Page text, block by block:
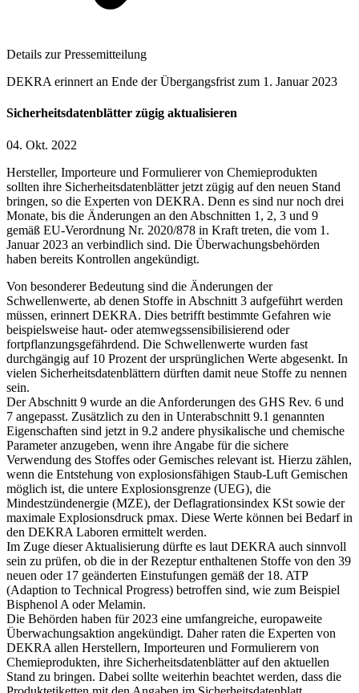
Details zur Pressemitteilung
DEKRA erinnert an Ende der Übergangsfrist zum 1. Januar 2023
Sicherheitsdatenblätter zügig aktualisieren
04. Okt. 2022
Hersteller, Importeure und Formulierer von Chemieprodukten
sollten ihre Sicherheitsdatenblätter jetzt zügig auf den neuen Stand
bringen, so die Experten von DEKRA. Denn es sind nur noch drei
Monate, bis die Änderungen an den Abschnitten 1, 2, 3 und 9
gemäß EU-Verordnung Nr. 2020/878 in Kraft treten, die vom 1.
Januar 2023 an verbindlich sind. Die Überwachungsbehörden
haben bereits Kontrollen angekündigt.
Von besonderer Bedeutung sind die Änderungen der
Schwellenwerte, ab denen Stoffe in Abschnitt 3 aufgeführt werden
müssen, erinnert DEKRA. Dies betrifft bestimmte Gefahren wie
beispielsweise haut- oder atemwegssensibilisierend oder
fortpflanzungsgefährdend. Die Schwellenwerte wurden fast
durchgängig auf 10 Prozent der ursprünglichen Werte abgesenkt. In
vielen Sicherheitsdatenblättern dürften damit neue Stoffe zu nennen
sein.
Der Abschnitt 9 wurde an die Anforderungen des GHS Rev. 6 und
7 angepasst. Zusätzlich zu den in Unterabschnitt 9.1 genannten
Eigenschaften sind jetzt in 9.2 andere physikalische und chemische
Parameter anzugeben, wenn ihre Angabe für die sichere
Verwendung des Stoffes oder Gemisches relevant ist. Hierzu zählen,
wenn die Entstehung von explosionsfähigen Staub-Luft Gemischen
möglich ist, die untere Explosionsgrenze (UEG), die
Mindestzündenergie (MZE), der Deflagrationsindex KSt sowie der
maximale Explosionsdruck pmax. Diese Werte können bei Bedarf in
den DEKRA Laboren ermittelt werden.
Im Zuge dieser Aktualisierung dürfte es laut DEKRA auch sinnvoll
sein zu prüfen, ob die in der Rezeptur enthaltenen Stoffe von den 39
neuen oder 17 geänderten Einstufungen gemäß der 18. ATP
(Adaption to Technical Progress) betroffen sind, wie zum Beispiel
Bisphenol A oder Melamin.
Die Behörden haben für 2023 eine umfangreiche, europaweite
Überwachungsaktion angekündigt. Daher raten die Experten von
DEKRA allen Herstellern, Importeuren und Formulierern von
Chemieprodukten, ihre Sicherheitsdatenblätter auf den aktuellen
Stand zu bringen. Dabei sollte weiterhin beachtet werden, dass die